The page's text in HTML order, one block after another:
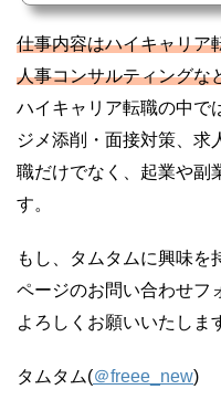
仕事内容はハイキャリア
人事コンサルティングな
ハイキャリア転職の中で
ジメ添削・面接対策、求
職だけでなく、起業や副
す。
もし、タムタムに興味を
ページのお問い合わせフ
よろしくお願いいたしま
タムタム(＠freee_new)